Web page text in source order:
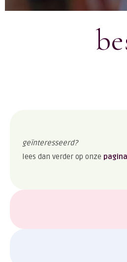
geïnteresseerd?
lees dan verder op onze